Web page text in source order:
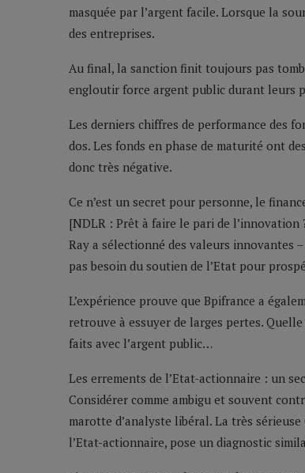
masquée par l’argent facile. Lorsque la
des entreprises.
Au final, la sanction finit toujours pas
engloutir force argent public durant leurs
Les derniers chiffres de performance des
dos. Les fonds en phase de maturité ont
donc très négative.
Ce n’est un secret pour personne, le
[NDLR : Prêt à faire le pari de
Ray a sélectionné des valeurs innovantes
pas besoin du soutien de l’Etat pour
L’expérience prouve que Bpifrance a
retrouve à essuyer de larges pertes.
faits avec l’argent public…
Les errements de l’Etat-actionnaire : un
Considérer comme ambigu et souvent
marotte d’analyste libéral. La très
l’Etat-actionnaire, pose un diagnostic